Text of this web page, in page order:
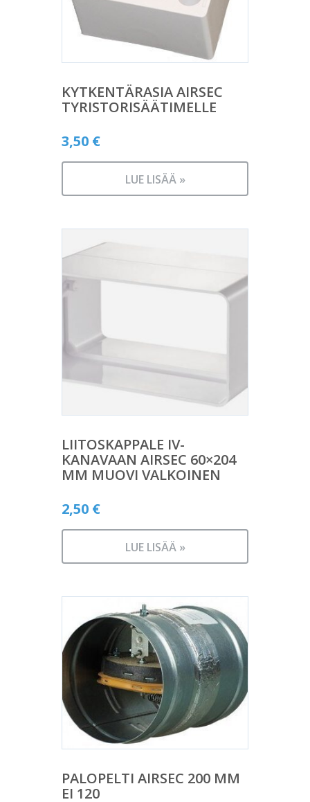
KYTKENTÄRASIA AIRSEC
TYRISTORISÄÄTIMELLE
3,50 €
LUE LISÄÄ »
LIITOSKAPPALE IV-
KANAVAAN AIRSEC 60×204
MM MUOVI VALKOINEN
2,50 €
LUE LISÄÄ »
PALOPELTI AIRSEC 200 MM
EI 120